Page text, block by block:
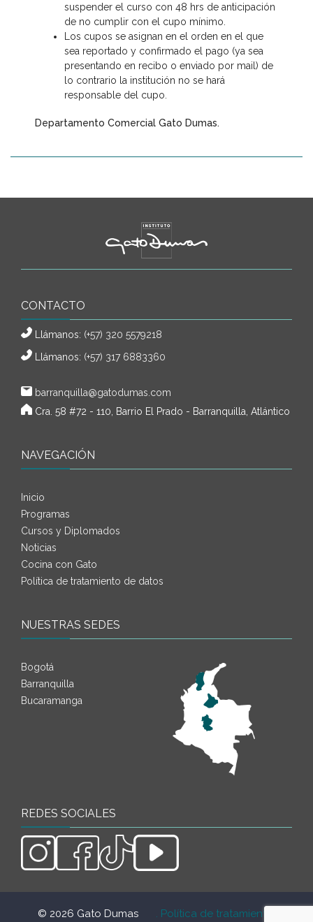
suspender el curso con 48 hrs de anticipación
de no cumplir con el cupo mínimo.
Los cupos se asignan en el orden en el que
sea reportado y confirmado el pago (ya sea
presentando en recibo o enviado por mail) de
lo contrario la institución no se hará
responsable del cupo.
Departamento Comercial Gato Dumas.
CONTACTO
Llámanos: (+57) 320 5579218
Llámanos: (+57) 317 6883360
barranquilla@gatodumas.com
Cra. 58 #72 - 110, Barrio El Prado - Barranquilla, Atlántico
NAVEGACIÓN
Inicio
Programas
Cursos y Diplomados
Noticias
Cocina con Gato
Política de tratamiento de datos
NUESTRAS SEDES
Bogotá
Barranquilla
Bucaramanga
REDES SOCIALES
© 2026 Gato Dumas . Política de tratamiento de